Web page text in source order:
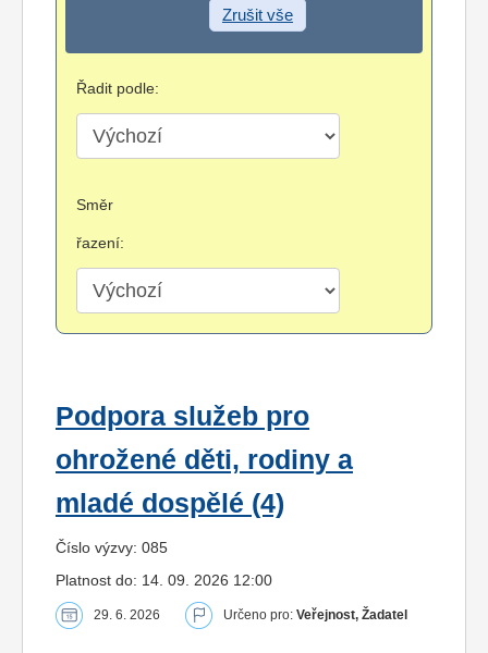
Zrušit vše
Řadit podle:
Směr
řazení:
Podpora služeb pro
ohrožené děti, rodiny a
mladé dospělé (4)
Číslo výzvy: 085
Platnost do: 14. 09. 2026 12:00
29. 6. 2026 Určeno pro: Veřejnost, Žadatel